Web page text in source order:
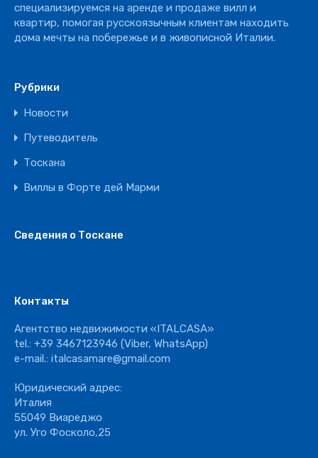
специализируемся на аренде и продаже вилл и
квартир, помогая русскоязычным клиентам находить
дома мечты на побережье и в живописной Италии.
Рубрики
Новости
Путеводитель
Тоскана
Виллы в Форте дей Марми
Сведения о Тоскане
Контакты
Агентство недвижимости «ITALCASA»
tel.: +39 3467123946 (Viber, WhatsApp)
e-mail.: italcasamare@gmail.com
Юридический адрес:
Италия
55049 Виареджо
ул. Уго Фосколо,25